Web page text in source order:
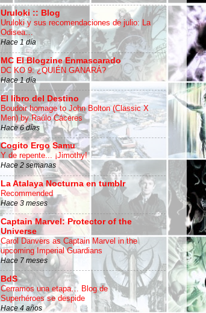
Uruloki :: Blog
Uruloki y sus recomendaciones de julio: La
Odisea…
Hace 1 día
MC El Blogzine Enmascarado
DC KO 9: ¿QUIÉN GANARÁ?
Hace 1 día
El libro del Destino
Boudoir homage to John Bolton (Classic X
Men) by Raúlo Cáceres
Hace 6 días
Cogito Ergo Samu
Y de repente... ¡Jimothy!
Hace 2 semanas
La Atalaya Nocturna en tumblr
Recommended
Hace 3 meses
Captain Marvel: Protector of the
Universe
Carol Danvers as Captain Marvel in the
upcoming Imperial Guardians
Hace 7 meses
BdS
Cerramos una etapa… Blog de
Superhéroes se despide
Hace 4 años